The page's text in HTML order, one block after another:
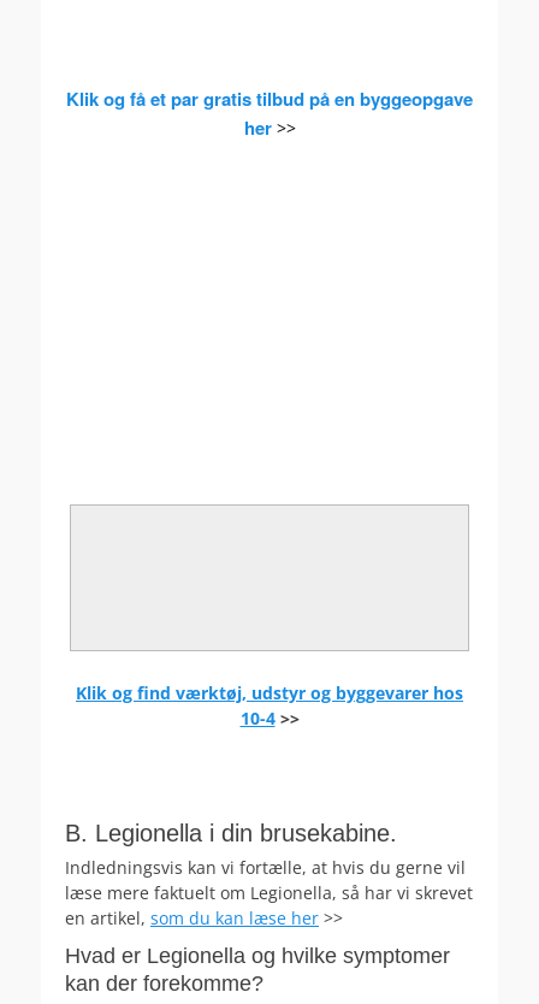
Klik og få et par gratis tilbud på en byggeopgave
her>>
Klik og find værktøj, udstyr og byggevarer hos
10-4 >>
B. Legionella i din brusekabine.
Indledningsvis kan vi fortælle, at hvis du gerne vil
læse mere faktuelt om Legionella, så har vi skrevet
en artikel, som du kan læse her >>
Hvad er Legionella og hvilke symptomer
kan der forekomme?